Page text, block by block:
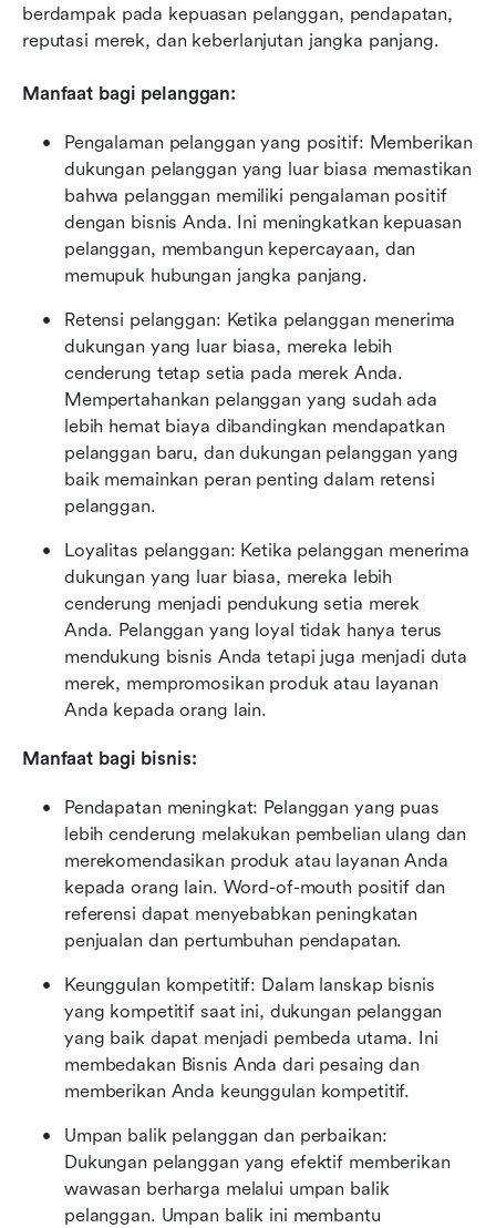
berdampak pada kepuasan pelanggan, pendapatan,
reputasi merek, dan keberlanjutan jangka panjang.
Manfaat bagi pelanggan:
Pengalaman pelanggan yang positif: Memberikan
dukungan pelanggan yang luar biasa memastikan
bahwa pelanggan memiliki pengalaman positif
dengan bisnis Anda. Ini meningkatkan kepuasan
pelanggan, membangun kepercayaan, dan
memupuk hubungan jangka panjang.
Retensi pelanggan: Ketika pelanggan menerima
dukungan yang luar biasa, mereka lebih
cenderung tetap setia pada merek Anda.
Mempertahankan pelanggan yang sudah ada
lebih hemat biaya dibandingkan mendapatkan
pelanggan baru, dan dukungan pelanggan yang
baik memainkan peran penting dalam retensi
pelanggan.
Loyalitas pelanggan: Ketika pelanggan menerima
dukungan yang luar biasa, mereka lebih
cenderung menjadi pendukung setia merek
Anda. Pelanggan yang loyal tidak hanya terus
mendukung bisnis Anda tetapi juga menjadi duta
merek, mempromosikan produk atau layanan
Anda kepada orang lain.
Manfaat bagi bisnis:
Pendapatan meningkat: Pelanggan yang puas
lebih cenderung melakukan pembelian ulang dan
merekomendasikan produk atau layanan Anda
kepada orang lain. Word-of-mouth positif dan
referensi dapat menyebabkan peningkatan
penjualan dan pertumbuhan pendapatan.
Keunggulan kompetitif: Dalam lanskap bisnis
yang kompetitif saat ini, dukungan pelanggan
yang baik dapat menjadi pembeda utama. Ini
membedakan Bisnis Anda dari pesaing dan
memberikan Anda keunggulan kompetitif.
Umpan balik pelanggan dan perbaikan:
Dukungan pelanggan yang efektif memberikan
wawasan berharga melalui umpan balik
pelanggan. Umpan balik ini membantu